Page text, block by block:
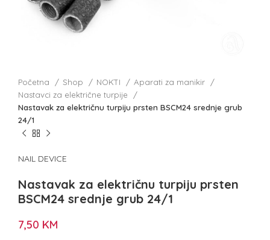
Početna Shop NOKTI
Aparati za manikir
Nastavci za električne turpije
Nastavak za električnu turpiju prsten BSCM24 srednje grub
24/1
NAIL DEVICE
Nastavak za električnu turpiju prsten
BSCM24 srednje grub 24/1
7,50 KM